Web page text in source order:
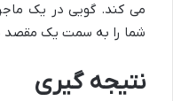
می کند. گویی در یک
شما را به سمت یک مقصد
نتیجه گیری